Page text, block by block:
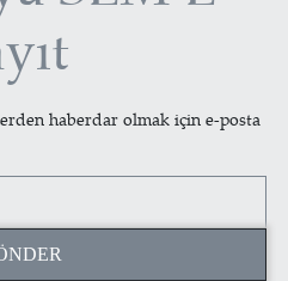
haberdar olmak için e-posta